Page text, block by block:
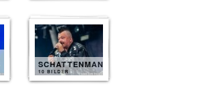
SCHATTENMANN
10 BILDER